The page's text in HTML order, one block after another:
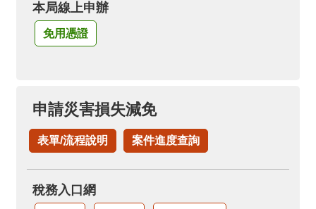
本局線上申辦
免用憑證
申請災害損失減免
表單/流程說明 案件進度查詢
稅務入口網